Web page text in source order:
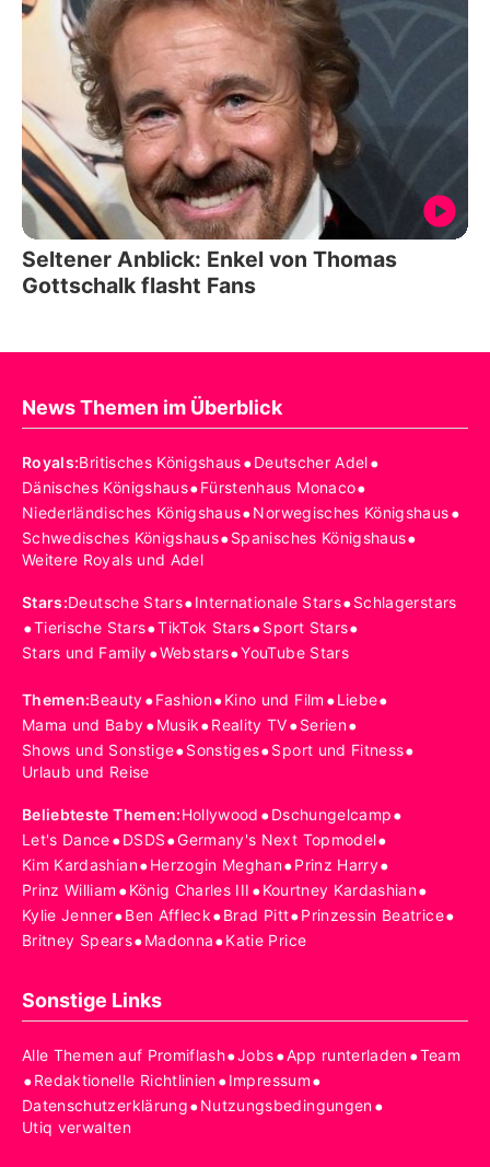
Seltener Anblick: Enkel von Thomas
Gottschalk flasht Fans
News Themen im Überblick
Royals:Britisches Königshaus•Deutscher Adel•
Dänisches Königshaus•Fürstenhaus Monaco•
Niederländisches Königshaus•Norwegisches Königshaus•
Schwedisches Königshaus•Spanisches Königshaus•
Weitere Royals und Adel
Stars:Deutsche Stars•Internationale Stars•Schlagerstars
•Tierische Stars•TikTok Stars•Sport Stars•
Stars und Family•Webstars•YouTube Stars
Themen:Beauty•Fashion•Kino und Film •Liebe•
Mama und Baby•Musik•Reality TV•Serien•
Shows und Sonstige•Sonstiges•Sport und Fitness•
Urlaub und Reise
Beliebteste Themen:Hollywood •Dschungelcamp•
Let's Dance•DSDS•Germany's Next Topmodel•
Kim Kardashian•Herzogin Meghan•Prinz Harry•
Prinz William •König Charles III •Kourtney Kardashian•
Kylie Jenner•Ben Affleck•Brad Pitt•Prinzessin Beatrice•
Britney Spears•Madonna•Katie Price
Sonstige Links
Alle Themen auf Promiflash•Jobs•App runterladen•Team
•Redaktionelle Richtlinien•Impressum•
Datenschutzerklärung•Nutzungsbedingungen•
Utiq verwalten